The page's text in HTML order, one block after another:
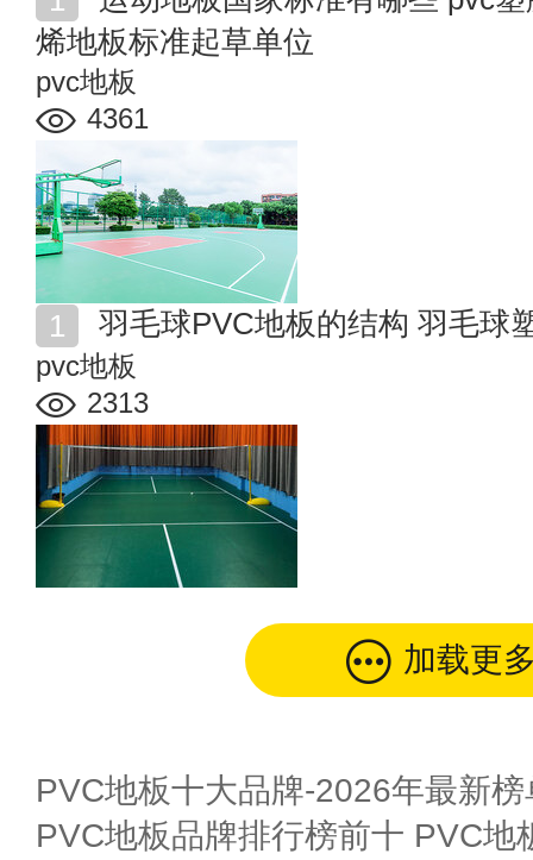
烯地板标准起草单位
pvc地板
4361
羽毛球PVC地板的结构 羽毛球
pvc地板
2313
加载更
PVC地板十大品牌-2026年最新榜
PVC地板品牌排行榜前十 PVC地